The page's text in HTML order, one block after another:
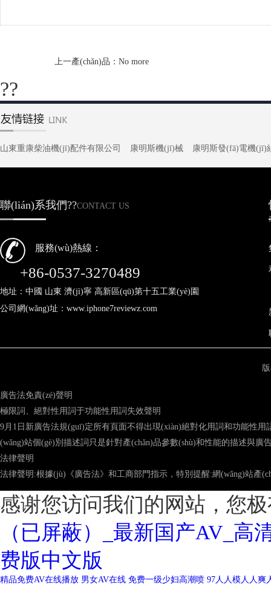
上一產(chǎn)品：No more
??
山東重康柴油機(jī)配件有限公司 康明斯機(jī)械 康明斯發(fā)電機(jī)
聯(lián)系我們??CONTACT US
服務(wù)熱線：
+86-0537-3270489
地址：中國 山東 濟(jì)寧 高新區(qū)第十五工業(yè)園
公司網(wǎng)址：www.iphone7reviewz.com
廣告法免責(zé)聲明
極限詞、絕對性用詞于功能性用詞失效聲明
9月1日新廣告法規(guī)定所有頁面不得出現(xiàn)絕對化用詞和功能性用
(wǎng)站個(gè)別描述詞只是針對產(chǎn)品參數(shù)和性能的描述與廣告
法律聲明
法律聲明:根據(jù)《廣告法》和工商部門指示，特別提醒:網(wǎng)站產
感谢您访问我们的网站，您
（已屏蔽）_最新国产AV_高
费版中文版
精品免费AV在线播放 男女AV在线 免费一级少妇高潮喷 97人人模人人爽